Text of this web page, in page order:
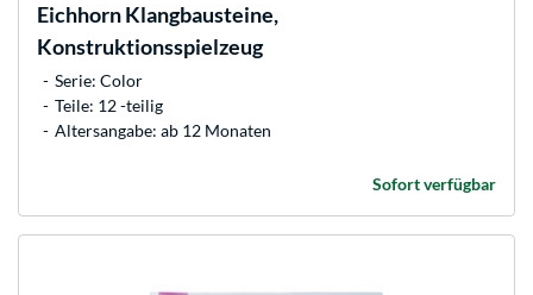
EichhornKlangbausteine,
Konstruktionsspielzeug
Serie: Color
Teile: 12 -teilig
Altersangabe: ab 12 Monaten
Sofort verfügbar